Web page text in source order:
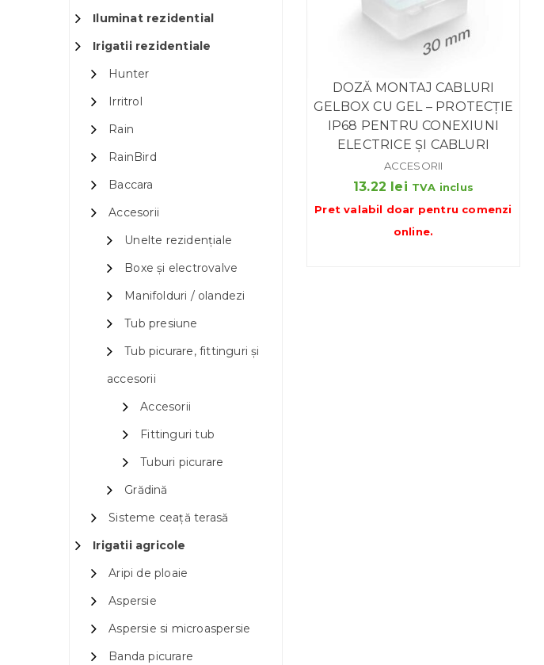
Iluminat rezidential
Irigatii rezidentiale
Hunter
Irritrol
Rain
RainBird
Baccara
Accesorii
Unelte rezidențiale
Boxe și electrovalve
Manifolduri / olandezi
Tub presiune
Tub picurare, fittinguri și
accesorii
Accesorii
Fittinguri tub
Tuburi picurare
Grădină
Sisteme ceață terasă
Irigatii agricole
Aripi de ploaie
Aspersie
Aspersie si microaspersie
Banda picurare
DOZĂ MONTAJ CABLURI
GELBOX CU GEL – PROTECȚIE
IP68 PENTRU CONEXIUNI
ELECTRICE ȘI CABLURI
ACCESORII
13.22 lei TVA inclus
Pret valabil doar pentru comenzi
online.